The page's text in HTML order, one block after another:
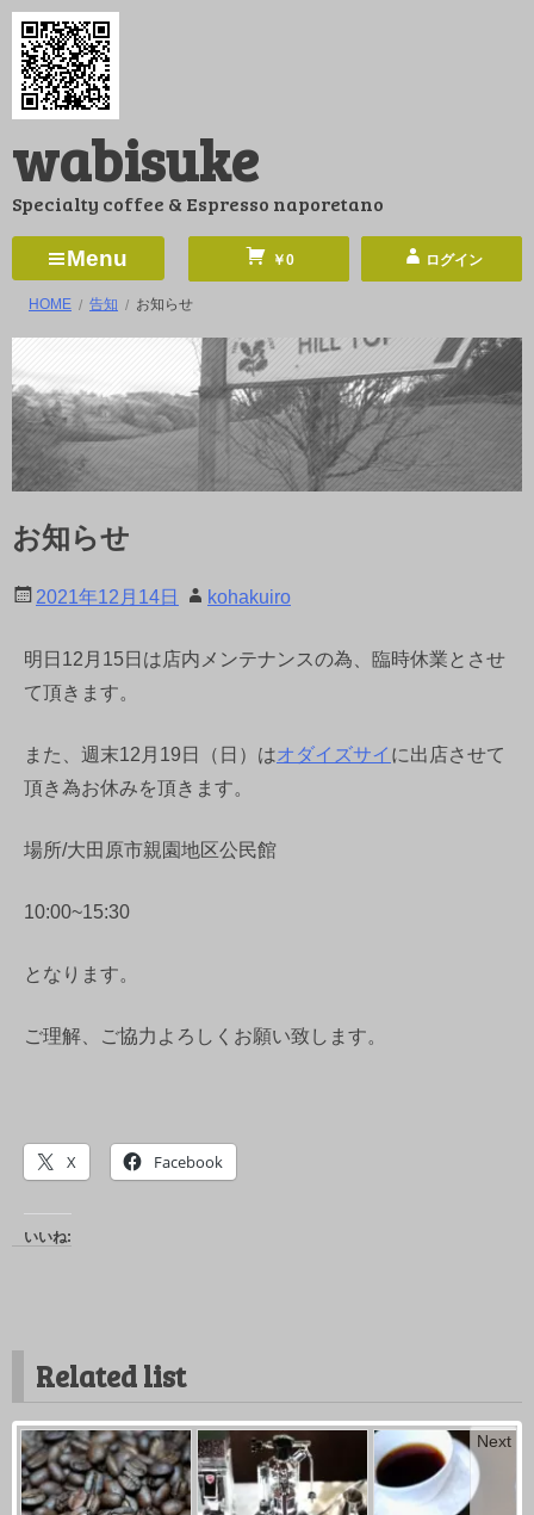
コ
ン
ツ
ス
ッ
wabisuke
Specialty coffee & Espresso naporetano
Menu ￥0 ログイン
HOME 告知 お知らせ
お知らせ
2021年12月14日 kohakuiro
明日12月15日は店内メンテナンスの為、臨時休業とさせ
て頂きます。
また、週末12月19日（日）はオダイズサイ に出店させて
頂き為お休みを頂きます。
場所/大田原市親園地区公民館
10:00~15:30
となります。
ご理解、ご協力よろしくお願い致します。
X Facebook
いいね:
Related list
Next